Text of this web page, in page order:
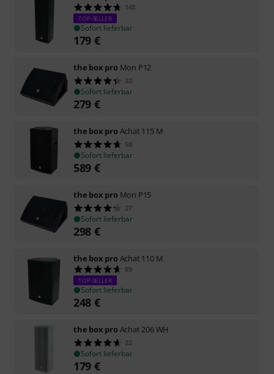
143
TOP-SELLER
Sofort lieferbar
179 €
the box pro Mon P12
32
Sofort lieferbar
279 €
the box proAchat 115 M
58
Sofort lieferbar
589 €
the box pro Mon P15
27
Sofort lieferbar
298 €
the box proAchat 110 M
89
TOP-SELLER
Sofort lieferbar
248 €
the box proAchat 206 WH
32
Sofort lieferbar
179 €